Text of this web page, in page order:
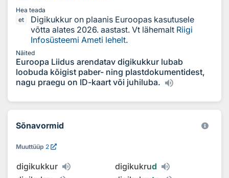
Hea teada
et
Digikukkur on plaanis Euroopas kasutusele
võtta alates 2026. aastast. Vt lähemalt Riigi
Infosüsteemi Ameti lehelt.
Näited
Euroopa Liidus arendatav digikukkur lubab
loobuda kõigist paber- ning plastdokumentidest,
nagu praegu on ID-kaart või juhiluba.
Sõnavormid
Muuttüüp 2
digikukkur digikukrud